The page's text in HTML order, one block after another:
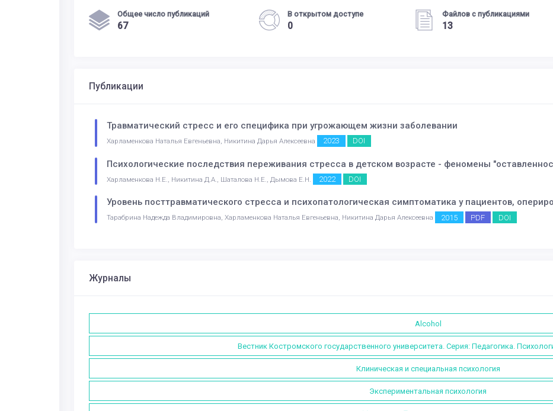
Общее число публикаций
67
В открытом доступе
0
Файлов с публикациями
13
Публикации
Травматический стресс и его специфика при угрожающем жизни заболевании
Харламенкова Наталья Евгеньевна, Никитина Дарья Алексеевна 2023 DOI
Психологические последствия переживания стресса в детском возрасте - феномены
Харламенкова Н.Е., Никитина Д.А., Шаталова Н.Е., Дымова Е.Н. 2022 DOI
Уровень посттравматического стресса и психопатологическая симптоматика у пациентов,
Тарабрина Надежда Владимировна, Харламенкова Наталья Евгеньевна, Никитина Дарья Алексеевна 2015 PDF DOI
Журналы
Alcohol
Вестник Костромского государственного университета. Серия: Педагогика.
Клиническая и специальная психология
Экспериментальная психология